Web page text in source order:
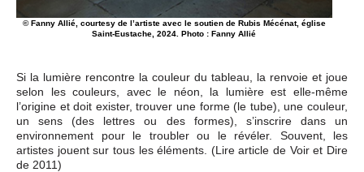
© Fanny Allié, courtesy de l’artiste avec le soutien de Rubis Mécénat, église
Saint-Eustache, 2024. Photo : Fanny Allié
Si la lumière rencontre la couleur du tableau, la renvoie et joue
selon les couleurs, avec le néon, la lumière est elle-même
l’origine et doit exister, trouver une forme (le tube), une couleur,
un sens (des lettres ou des formes), s’inscrire dans un
environnement pour le troubler ou le révéler. Souvent, les
artistes jouent sur tous les éléments. (Lire article de Voir et Dire
de 2011)